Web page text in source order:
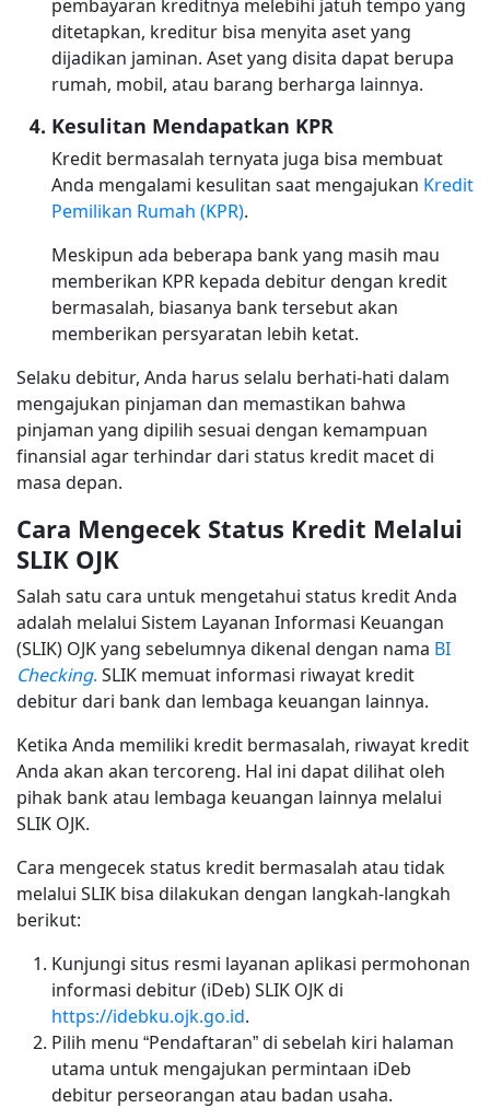
pembayaran kreditnya melebihi jatuh tempo yang
ditetapkan, kreditur bisa menyita aset yang
dijadikan jaminan. Aset yang disita dapat berupa
rumah, mobil, atau barang berharga lainnya.
Kesulitan Mendapatkan KPR
Kredit bermasalah ternyata juga bisa membuat
Anda mengalami kesulitan saat mengajukan Kredit
Pemilikan Rumah (KPR).
Meskipun ada beberapa bank yang masih mau
memberikan KPR kepada debitur dengan kredit
bermasalah, biasanya bank tersebut akan
memberikan persyaratan lebih ketat.
Selaku debitur, Anda harus selalu berhati-hati dalam
mengajukan pinjaman dan memastikan bahwa
pinjaman yang dipilih sesuai dengan kemampuan
finansial agar terhindar dari status kredit macet di
masa depan.
Cara Mengecek Status Kredit Melalui
SLIK OJK
Salah satu cara untuk mengetahui status kredit Anda
adalah melalui Sistem Layanan Informasi Keuangan
(SLIK) OJK yang sebelumnya dikenal dengan nama BI
Checking. SLIK memuat informasi riwayat kredit
debitur dari bank dan lembaga keuangan lainnya.
Ketika Anda memiliki kredit bermasalah, riwayat kredit
Anda akan akan tercoreng. Hal ini dapat dilihat oleh
pihak bank atau lembaga keuangan lainnya melalui
SLIK OJK.
Cara mengecek status kredit bermasalah atau tidak
melalui SLIK bisa dilakukan dengan langkah-langkah
berikut:
Kunjungi situs resmi layanan aplikasi permohonan
informasi debitur (iDeb) SLIK OJK di
https://idebku.ojk.go.id.
Pilih menu “Pendaftaran” di sebelah kiri halaman
utama untuk mengajukan permintaan iDeb
debitur perseorangan atau badan usaha.